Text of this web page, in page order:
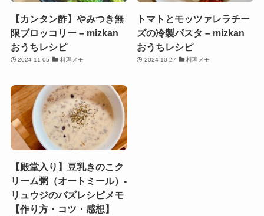
【カンタン酢】やみつき無
限ブロッコリー – mizkan
おうちレシピ
2024-11-05 料理メモ
トマトとモッツァレラチー
ズの冷製パスタ – mizkan
おうちレシピ
2024-10-27 料理メモ
【殿堂入り】豆乳きのこク
リーム粥（オートミール）-
リュウジのバズレシピメモ
【作り方・コツ・感想】